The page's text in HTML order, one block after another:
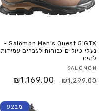
Salomon Men's Quest 5 GTX -
נעלי טיולים גבוהות לגברים עמידות
למים
SALOMON
₪1,299.00
₪1,169.00
מבצע